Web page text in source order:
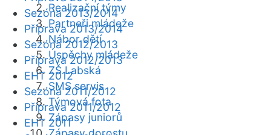
Realizační týmy
Partneři mládeže
Nábor dětí
Úspěchy mládeže
ZŠ Labská
SMS servis
Týmová fota
Zápasy juniorů
Sezóna 2013/2014
Příprava 2013/2014
Sezóna 2012/2013
Příprava 2012/2013
EHT 2012
Sezóna 2011/2012
Příprava 2011/2012
EHT 2011